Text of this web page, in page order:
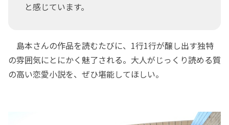
と感じています。
島本さんの作品を読むたびに、1行1行が醸し出す独特
の雰囲気にとにかく魅了される。大人がじっくり読める質
の高い恋愛小説を、ぜひ堪能してほしい。